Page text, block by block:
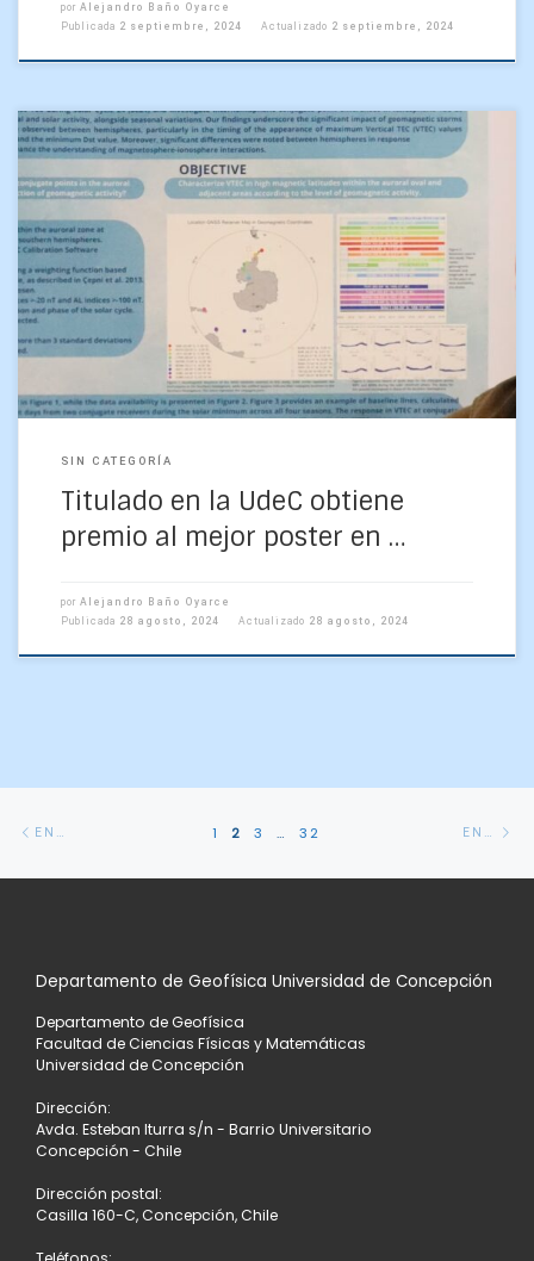
por Alejandro Baño Oyarce
Publicada 2 septiembre, 2024 Actualizado 2 septiembre, 2024
La reciente Conferencia Científica Abierta del Comité
Científico de Investigaciones Antárticas, celebrada en Pucón
del 19 al 23 de agosto, se convirtió en un escenario […]
SIN CATEGORÍA
Titulado en la UdeC obtiene
premio al mejor poster en …
por Alejandro Baño Oyarce
Publicada 28 agosto, 2024 Actualizado 28 agosto, 2024
de
entradas
ENTRADAS SIGUIENTES 1 2 3 … 32 ENTRADAS ANTERIORES
Departamento de Geofísica Universidad de Concepción
Departamento de Geofísica
Facultad de Ciencias Físicas y Matemáticas
Universidad de Concepción
Dirección:
Avda. Esteban Iturra s/n - Barrio Universitario
Concepción - Chile
Dirección postal:
Casilla 160-C, Concepción, Chile